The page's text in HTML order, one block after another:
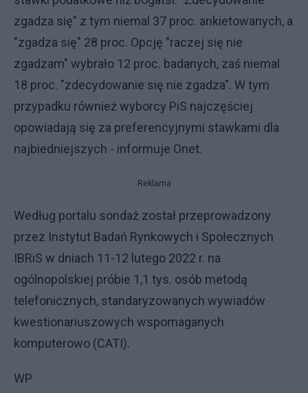
zgadza się" z tym niemal 37 proc. ankietowanych, a
"zgadza się" 28 proc. Opcję "raczej się nie
zgadzam" wybrało 12 proc. badanych, zaś niemal
18 proc. "zdecydowanie się nie zgadza". W tym
przypadku również wyborcy PiS najczęściej
opowiadają się za preferencyjnymi stawkami dla
najbiedniejszych - informuje Onet.
Reklama
Według portalu sondaż został przeprowadzony
przez Instytut Badań Rynkowych i Społecznych
IBRiS w dniach 11-12 lutego 2022 r. na
ogólnopolskiej próbie 1,1 tys. osób metodą
telefonicznych, standaryzowanych wywiadów
kwestionariuszowych wspomaganych
komputerowo (CATI).
WP